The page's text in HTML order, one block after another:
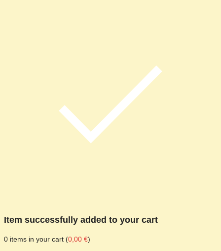
Item successfully added to your cart
0 items in your cart (0,00 €)